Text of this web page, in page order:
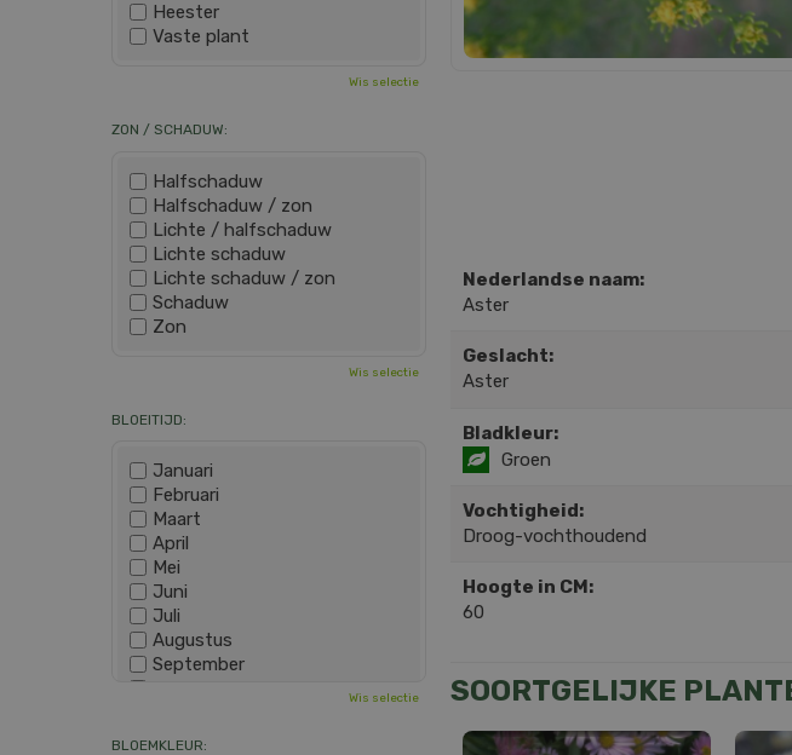
Nederlandse naam:
Aster
Geslacht:
Aster
Bladkleur:
Groen
Vochtigheid:
Droog-vochthoudend
Hoogte in CM:
60
SOORTGELIJKE
Heester
Vaste plant
Wis selectie
ZON / SCHADUW:
Halfschaduw
Halfschaduw / zon
Lichte / halfschaduw
Lichte schaduw
Lichte schaduw / zon
Schaduw
Zon
Wis selectie
BLOEITIJD:
Januari
Februari
Maart
April
Mei
Juni
Juli
Augustus
September
December
Wis selectie
BLOEMKLEUR: